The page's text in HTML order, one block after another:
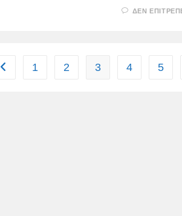
ΔΕΝ
Go to the previous page
1 2 3 4 5